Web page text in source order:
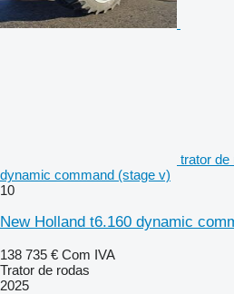
trator de
dynamic command (stage v)
10
New Holland t6.160 dynamic
138 735 € Com IVA
Trator de rodas
2025